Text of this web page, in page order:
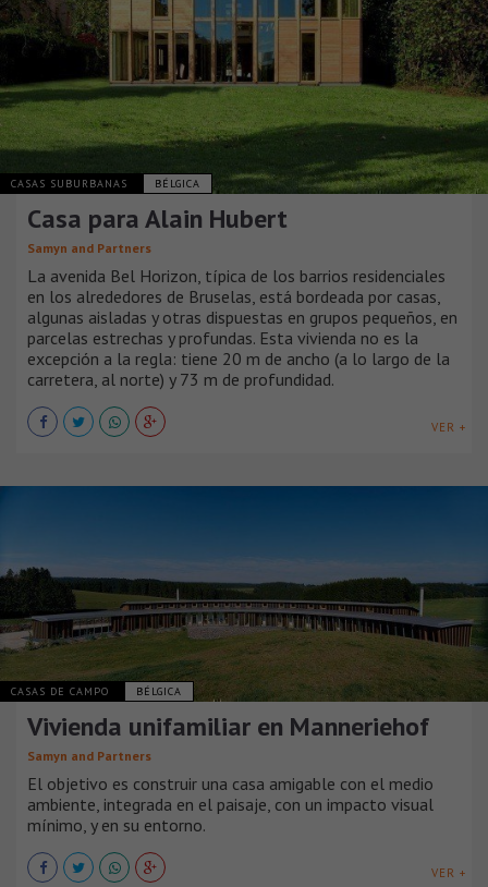
CASAS SUBURBANAS BÉLGICA
Casa para Alain Hubert
Samyn and Partners
La avenida Bel Horizon, típica de los barrios residenciales
en los alrededores de Bruselas, está bordeada por casas,
algunas aisladas y otras dispuestas en grupos pequeños, en
parcelas estrechas y profundas. Esta vivienda no es la
excepción a la regla: tiene 20 m de ancho (a lo largo de la
carretera, al norte) y 73 m de profundidad.
VER +
CASAS DE CAMPO BÉLGICA
Vivienda unifamiliar en Manneriehof
Samyn and Partners
El objetivo es construir una casa amigable con el medio
ambiente, integrada en el paisaje, con un impacto visual
mínimo, y en su entorno.
VER +